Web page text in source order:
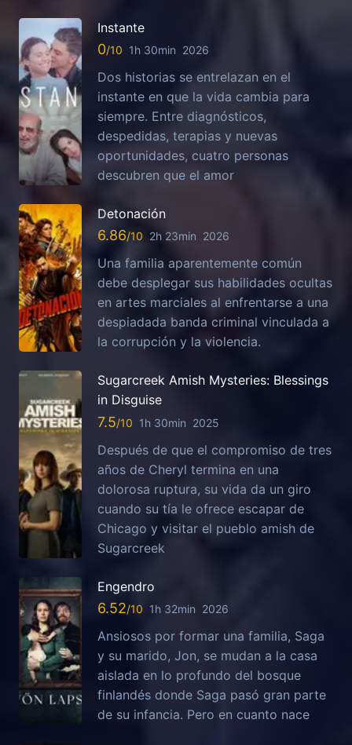
Instante
0 1h 30min 2026
Dos historias se entrelazan en el
instante en que la vida cambia para
siempre. Entre diagnósticos,
despedidas, terapias y nuevas
oportunidades, cuatro personas
descubren que el amor
Detonación
6.86 2h 23min 2026
Una familia aparentemente común
debe desplegar sus habilidades ocultas
en artes marciales al enfrentarse a una
despiadada banda criminal vinculada a
la corrupción y la violencia.
Sugarcreek Amish Mysteries: Blessings
in Disguise
7.5 1h 30min 2025
Después de que el compromiso de tres
años de Cheryl termina en una
dolorosa ruptura, su vida da un giro
cuando su tía le ofrece escapar de
Chicago y visitar el pueblo amish de
Sugarcreek
Engendro
6.52 1h 32min 2026
Ansiosos por formar una familia, Saga
y su marido, Jon, se mudan a la casa
aislada en lo profundo del bosque
finlandés donde Saga pasó gran parte
de su infancia. Pero en cuanto nace